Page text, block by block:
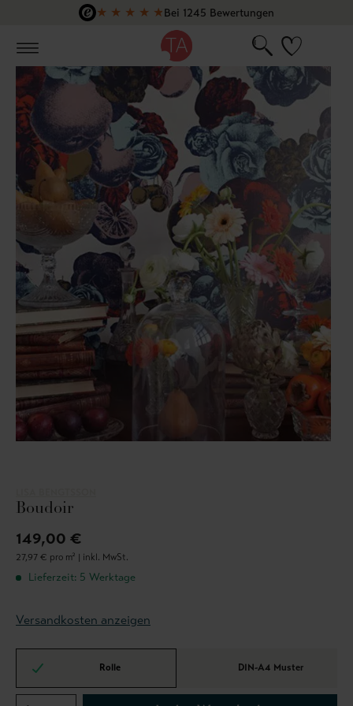
Zum Hauptinhalt springen
★ ★ ★ ★ ★Bei 1245 Bewertungen
Boudoir
149,00 €
27,97 € pro m² | inkl. MwSt.
Lieferzeit: 5 Werktage
Versandkosten anzeigen
Rolle DIN-A4 Muster